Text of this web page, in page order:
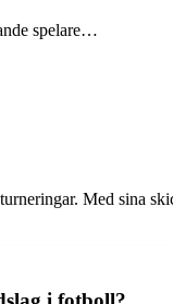
spelare…
Med sina